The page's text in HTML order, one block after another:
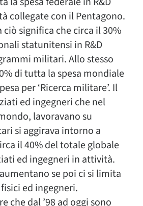
collegate con il Pentagono.
significa che circa il 30%
statunitensi in R&D
militari. Allo stesso
di tutta la spesa mondiale
per ‘Ricerca militare’. Il
ed ingegneri che nel
lavoravano su
si aggirava intorno a
il 40% del totale globale
ed ingegneri in attività.
se poi ci si limita
ed ingegneri.
che dal ’98 ad oggi sono